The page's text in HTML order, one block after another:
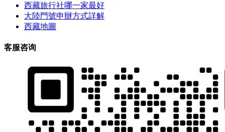
西藏旅行社哪一家最好
大陸門號申辦方式詳解
西藏地圖
客服咨询